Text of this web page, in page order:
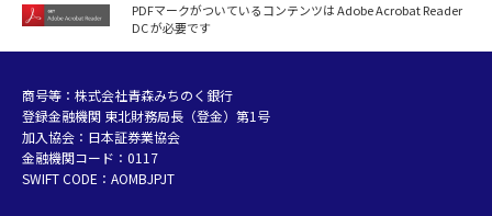
紛失した場合
個人データおよび法人情報に関するグループ共同利用について
マネー・ローンダリング等及び金融犯罪の防止について
販売勧誘方針
お客さまの資産形成支援に向けた業務運営方針
PDFマークがついているコンテンツは Adobe Acrobat Reader
DC が必要です
商号等：株式会社青森みちのく銀行
登録金融機関 東北財務局長（登金）第1号
加入協会：日本証券業協会
金融機関コード：0117
SWIFT CODE：AOMBJPJT